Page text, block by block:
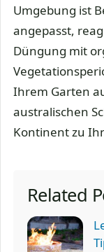
Umgebung ist
angepasst,
Düngung mit
Ihrem Garten
australischen
Kontinent zu
Related